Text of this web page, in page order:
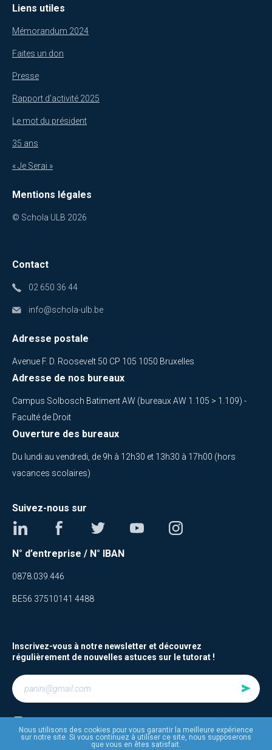
Liens utiles
Mémorandum 2024
Faites un don
Presse
Rapport d’activité 2025
Le mot du président
35 ans
« Je Serai »
Mentions légales
© Schola ULB 2026
Contact
02 650 36 44
info@schola-ulb.be
Adresse postale
Avenue F. D. Roosevelt 50 CP 105 1050 Bruxelles
Adresse de nos bureaux
Campus Solbosch Batiment AW (bureaux AW 1.105 > 1.109) -
Faculté de Droit
Ouverture des bureaux
Du lundi au vendredi, de 9h à 12h30 et 13h30 à 17h00 (hors
vacances scolaires)
Suivez-nous sur
N° d’entreprise / N° IBAN
0878.039.446
BE56 37510141 4488
Inscrivez-vous à notre newsletter et découvrez
régulièrement de nouvelles astuces sur le tutorat !
Nous utilisons des cookies pour vous garantir la meilleure expérience
sur notre site. Si vous continuez à utiliser ce site, nous supposerons
que vous en êtes satisfait.